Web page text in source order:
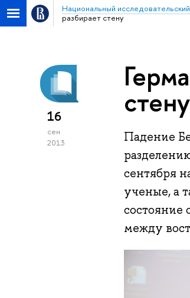
Национальный
разбирает стену
16
сен
2013
стену
Падение
сентября
ученые, а
состояние
между